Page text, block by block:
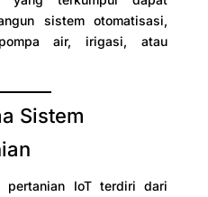
sistem otomatisasi,
air, irigasi, atau
Sistem
pertanian IoT terdiri dari